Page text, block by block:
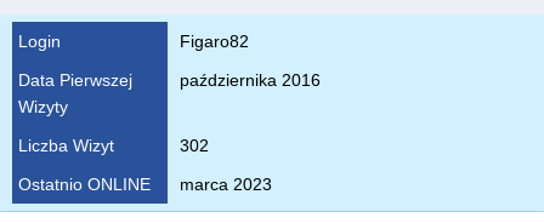
Login
Figaro82
Data Pierwszej
Wizyty
października 2016
Liczba Wizyt
302
Ostatnio ONLINE
marca 2023